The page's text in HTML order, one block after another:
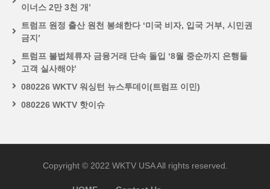
이너스 2만 3천 개’
트럼프 원정 출산 원천 봉쇄한다 ‘미국 비자, 입국 거부, 시민권
금지’
트럼프 불법체류자 금융거래 단속 돌입 ‘8월 중순까지 은행들
고객 실사해야’
080226 WKTV 워싱턴 뉴스투데이(트럼프 이민)
080226 WKTV 핫이슈
Copyright © 2022 WKTV USA All rights reserved.